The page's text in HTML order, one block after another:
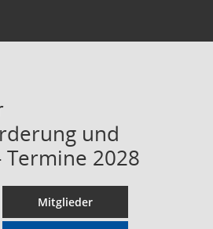
und
2028
Mitglieder